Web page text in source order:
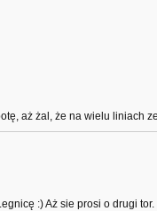
aż żal, że na wielu liniach
:) Aż sie prosi o drugi tor.